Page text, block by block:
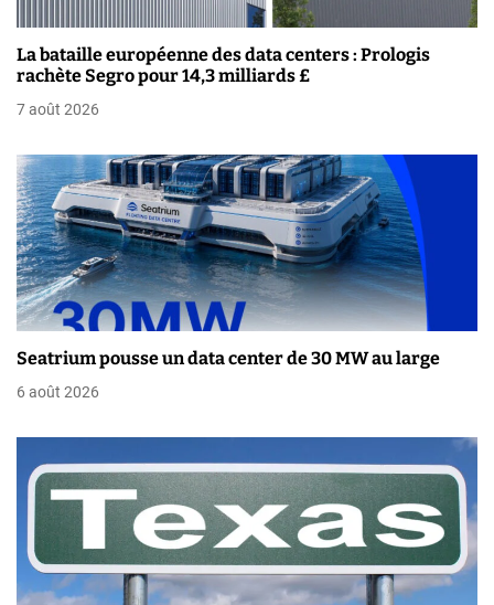
d
e
l
’
a
r
t
i
c
La bataille européenne des data centers : Prologis
rachète Segro pour 14,3 milliards £
7 août 2026
Seatrium pousse un data center de 30 MW au large
6 août 2026